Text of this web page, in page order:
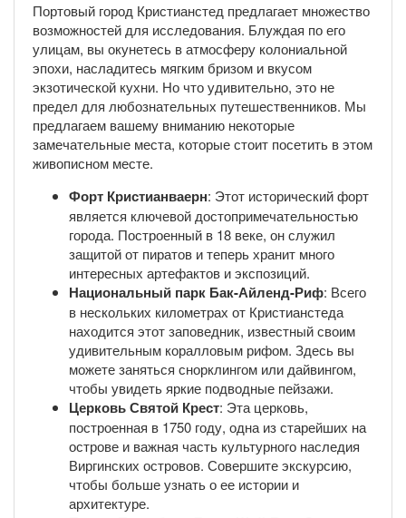
Портовый город Кристианстед предлагает множество
возможностей для исследования. Блуждая по его
улицам, вы окунетесь в атмосферу колониальной
эпохи, насладитесь мягким бризом и вкусом
экзотической кухни. Но что удивительно, это не
предел для любознательных путешественников. Мы
предлагаем вашему вниманию некоторые
замечательные места, которые стоит посетить в этом
живописном месте.
Форт Кристианваерн: Этот исторический форт
является ключевой достопримечательностью
города. Построенный в 18 веке, он служил
защитой от пиратов и теперь хранит много
интересных артефактов и экспозиций.
Национальный парк Бак-Айленд-Риф: Всего
в нескольких километрах от Кристианстеда
находится этот заповедник, известный своим
удивительным коралловым рифом. Здесь вы
можете заняться снорклингом или дайвингом,
чтобы увидеть яркие подводные пейзажи.
Церковь Святой Крест: Эта церковь,
построенная в 1750 году, одна из старейших на
острове и важная часть культурного наследия
Виргинских островов. Совершите экскурсию,
чтобы больше узнать о ее истории и
архитектуре.